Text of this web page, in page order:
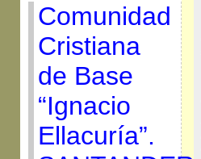
Comunidad
Cristiana
de Base
“Ignacio
Ellacuría”.